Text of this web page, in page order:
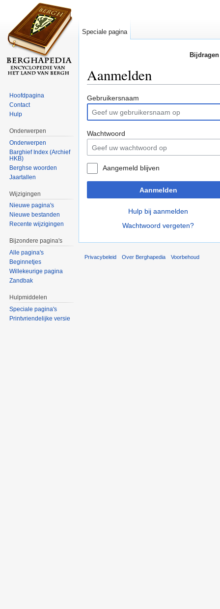
Aanmelden
Gebruikersnaam
Wachtwoord
Aangemeld blijven
Aanmelden
Hulp bij aanmelden
Wachtwoord vergeten?
Speciale pagina
Hoofdpagina
Contact
Hulp
Onderwerpen
Onderwerpen
Barghief Index (Archief
HKB)
Berghse woorden
Jaartallen
Wijzigingen
Nieuwe pagina's
Nieuwe bestanden
Recente wijzigingen
Bijzondere pagina's
Alle pagina's
Beginnetjes
Willekeurige pagina
Zandbak
Hulpmiddelen
Speciale pagina's
Printvriendelijke versie
Privacybeleid Over Berghapedia Voorbehoud